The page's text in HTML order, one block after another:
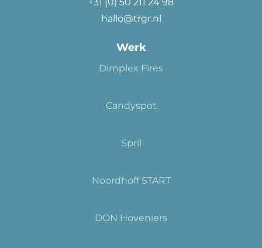
hallo@trgr.nl
Werk
Dimplex Fires
Candyspot
Spril
Noordhoff START
DON Hoveniers